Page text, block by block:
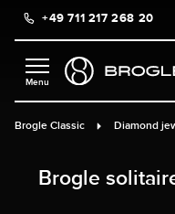
content+49 711 217 268 20
Brogle Classic Diamond
Brogle